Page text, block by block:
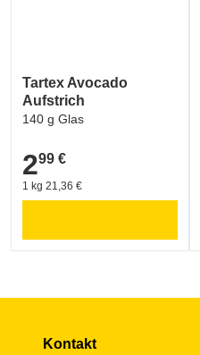
Tartex Avocado
Aufstrich
140 g Glas
2,99 €
299 €
1 kg 21,36 €
Kontakt